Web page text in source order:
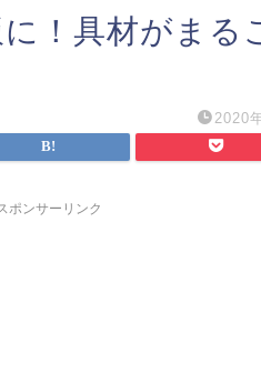
！具材がまる
2020
ポンサーリンク